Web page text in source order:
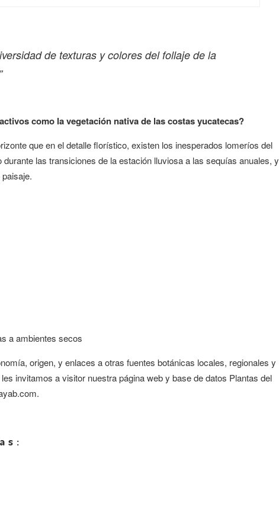
de texturas y colores del follaje de la
como la vegetación nativa de las costas yucatecas?
que en el detalle florístico, existen los inesperados lomeríos del
durante las transiciones de la estación lluviosa a las sequías anuales, y
a ambientes secos
origen, y enlaces a otras fuentes botánicas locales, regionales y
invitamos a visitor nuestra página web y base de datos Plantas del